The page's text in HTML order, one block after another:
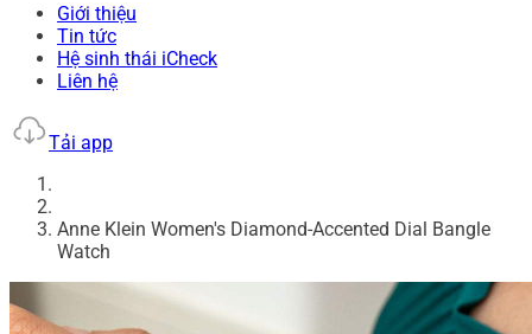
Giới thiệu
Tin tức
Hệ sinh thái iCheck
Liên hệ
Tải app
Anne Klein Women's Diamond-Accented Dial Bangle
Watch